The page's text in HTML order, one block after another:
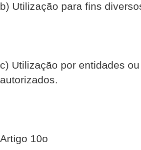
b) Utilização para fins
c) Utilização por entidades
autorizados.
Artigo 10o